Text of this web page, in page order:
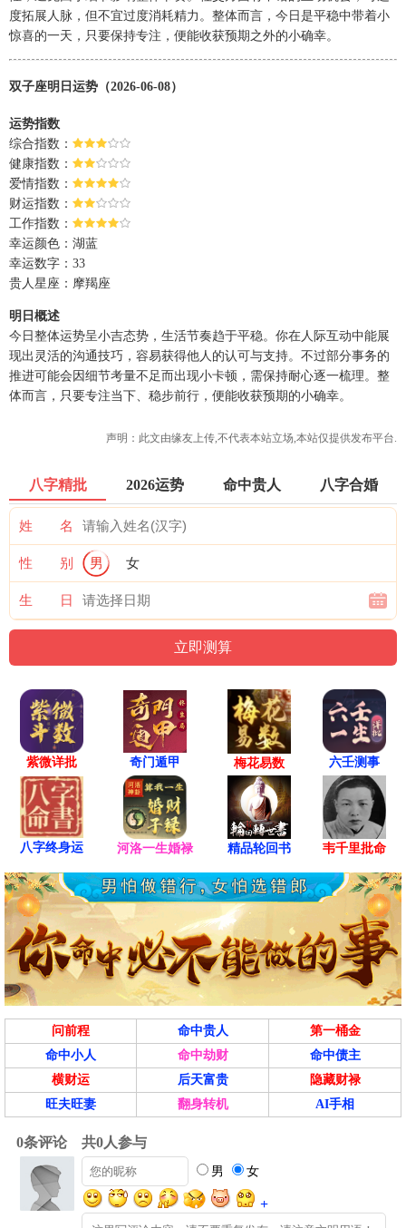
度拓展人脉，但不宜过度消耗精力。整体而言，今日是平稳中带着小
惊喜的一天，只要保持专注，便能收获预期之外的小确幸。
双子座明日运势（2026-06-08）
运势指数
综合指数：
健康指数：
爱情指数：
财运指数：
工作指数：
幸运颜色：湖蓝
幸运数字：33
贵人星座：摩羯座
明日概述
今日整体运势呈小吉态势，生活节奏趋于平稳。你在人际互动中能展
现出灵活的沟通技巧，容易获得他人的认可与支持。不过部分事务的
推进可能会因细节考量不足而出现小卡顿，需保持耐心逐一梳理。整
体而言，只要专注当下、稳步前行，便能收获预期的小确幸。
声明：此文由缘友上传,不代表本站立场,本站仅提供发布平台.
八字精批 2026运势 命中贵人 八字合婚
姓 名
性 别 男 女
生 日
紫微详批 奇门遁甲 梅花易数 六壬测事
八字终身运 河洛一生婚禄 精品轮回书 韦千里批命
问前程 命中贵人
第一桶金
命中小人
命中劫财
命中债主
横财运
后天富贵
隐藏财禄
旺夫旺妻
翻身转机 AI手相